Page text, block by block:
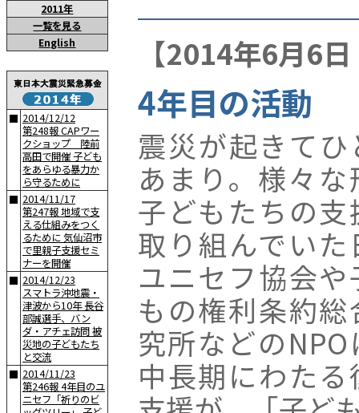
2011年
一覧を見る
English
■ 2014/12/12
第248報 CAPワー
クショップ 陸前
高田で開催 子ども
をあらゆる暴力か
ら守るために
■ 2014/11/17
第247報 地域で支
える仕組みをつく
るために 気仙沼市
で里親子支援セミ
ナーを開催
■ 2014/12/23
スマトラ沖地震・
津波から10年 長谷
部誠選手、バン
ダ・アチェ訪問 被
災地の子どもたち
と交流
■ 2014/11/23
第246報 4年目のユ
ニセフ「祈りのビ
【2014年6月6
4年目の活動
震災が起きてひ
あまり。様々な
子どもたちの支
取り組んでいた
ユニセフ協会や
もの権利条約総
究所などのNPO
中長期にわたる